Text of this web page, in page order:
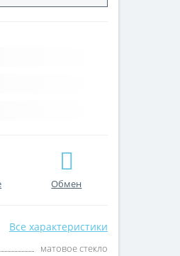
Обмен
Все характеристики
матовое стекло